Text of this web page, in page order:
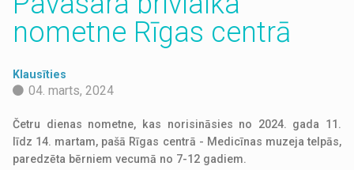
nometne Rīgas centrā
Klausīties
04. marts, 2024
Četru dienas nometne, kas norisināsies no 2024. gada 11.
līdz 14. martam, pašā Rīgas centrā - Medicīnas muzeja telpās,
paredzēta bērniem vecumā no 7-12 gadiem.